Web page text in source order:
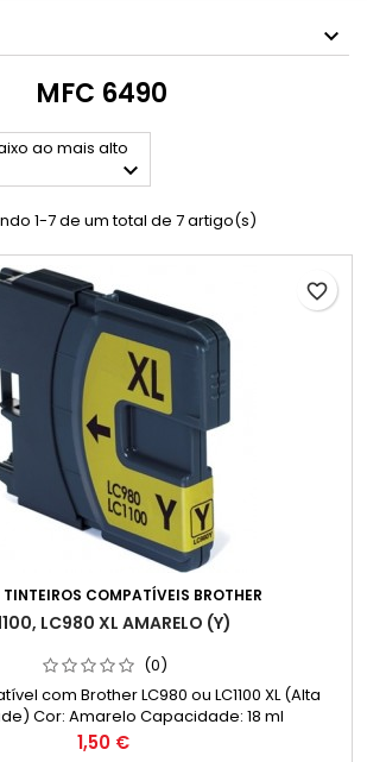
MFC 6490
ao mais alto

1-7 de um total de 7 artigo(s)
TINTEIROS COMPATÍVEIS BROTHER
LC980 XL AMARELO (Y)
(0)
com Brother LC980 ou LC1100 XL (Alta
Cor: Amarelo Capacidade: 18 ml
Preço
1,50 €
favorite_border